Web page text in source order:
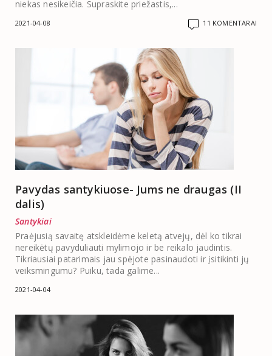
niekas nesikeičia. Supraskite priežastis,...
2021-04-08 11 KOMENTARAI
Pavydas santykiuose- Jums ne draugas (II
dalis)
Santykiai
Praėjusią savaitę atskleidėme keletą atvejų, dėl ko tikrai
nereikėtų pavyduliauti mylimojo ir be reikalo jaudintis.
Tikriausiai patarimais jau spėjote pasinaudoti ir įsitikinti jų
veiksmingumu? Puiku, tada galime...
2021-04-04